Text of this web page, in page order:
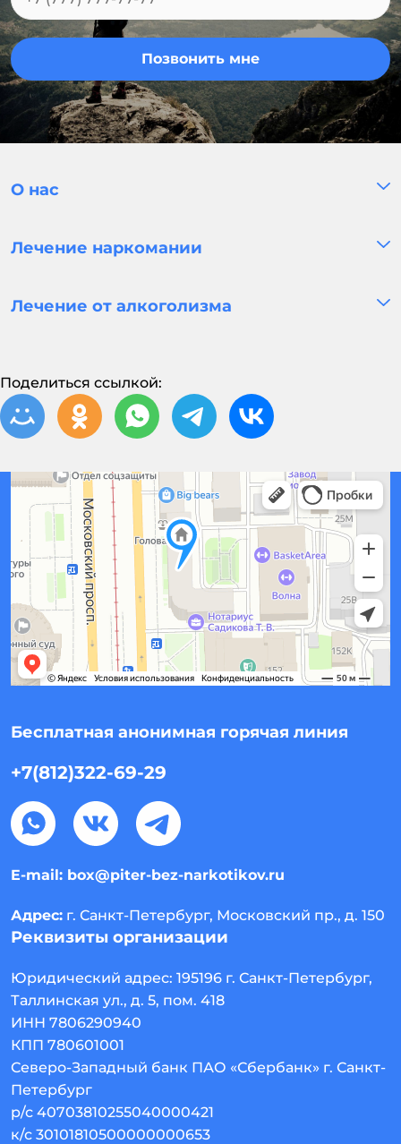
Позвонить мне
О нас
Лечение наркомании
Лечение от алкоголизма
Поделиться ссылкой:
Бесплатная анонимная горячая линия
+7(812)322-69-29
E-mail: box@piter-bez-narkotikov.ru
Адрес: г. Санкт-Петербург, Московский пр., д. 150
Реквизиты организации
Юридический адрес: 195196 г. Санкт-Петербург,
Таллинская ул., д. 5, пом. 418
ИНН 7806290940
КПП 780601001
Северо-Западный банк ПАО «Сбербанк» г. Санкт-
Петербург
р/с 40703810255040000421
к/с 30101810500000000653